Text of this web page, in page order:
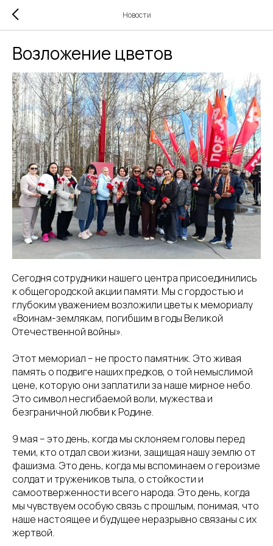
Новости
Возложение цветов
Сегодня сотрудники нашего центра присоединились
к общегородской акции памяти. Мы с гордостью и
глубоким уважением возложили цветы к мемориалу
«Воинам-землякам, погибшим в годы Великой
Отечественной войны».
Этот мемориал – не просто памятник. Это живая
память о подвиге наших предков, о той немыслимой
цене, которую они заплатили за наше мирное небо.
Это символ несгибаемой воли, мужества и
безграничной любви к Родине.
9 мая – это день, когда мы склоняем головы перед
теми, кто отдал свои жизни, защищая нашу землю от
фашизма. Это день, когда мы вспоминаем о героизме
солдат и тружеников тыла, о стойкости и
самоотверженности всего народа. Это день, когда
мы чувствуем особую связь с прошлым, понимая, что
наше настоящее и будущее неразрывно связаны с их
жертвой.